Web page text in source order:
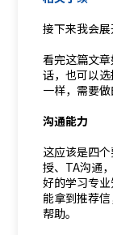
接下来我会展
看完这篇文
话，也可以
一样，需要做
沟通能力
这应该是四
授、TA沟通
好的学习专
能拿到推荐
帮助。